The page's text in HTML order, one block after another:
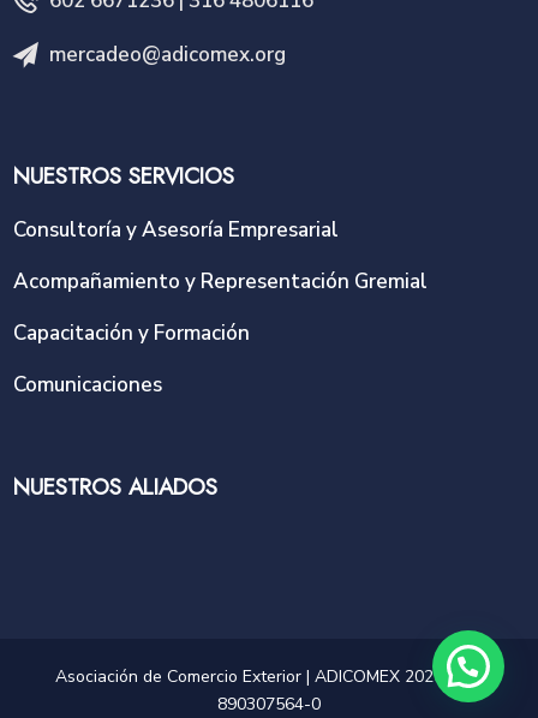
mercadeo@adicomex.org
NUESTROS SERVICIOS
Consultoría y Asesoría Empresarial
Acompañamiento y Representación Gremial
Capacitación y Formación
Comunicaciones
NUESTROS ALIADOS
Asociación de Comercio Exterior | ADICOMEX 2025 | NIT
890307564-0